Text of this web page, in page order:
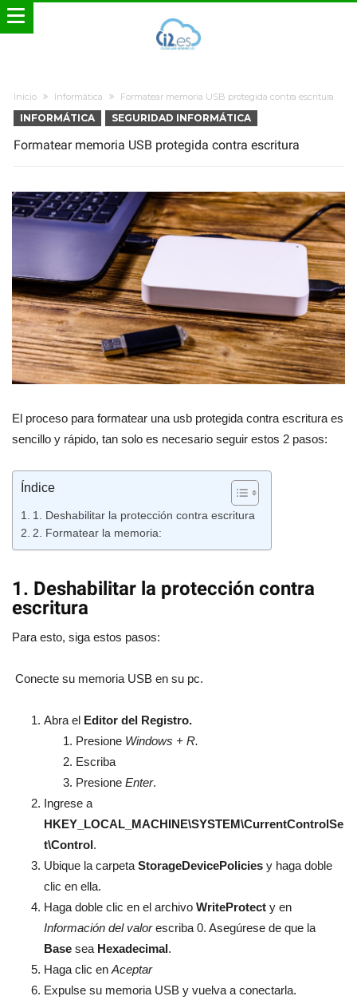
Inicio Informática Formatear memoria USB protegida contra escritura
INFORMÁTICA SEGURIDAD INFORMÁTICA
Formatear memoria USB protegida contra escritura
El proceso para formatear una usb protegida contra escritura es
sencillo y rápido, tan solo es necesario seguir estos 2 pasos:
Índice
1. Deshabilitar la protección contra escritura
2. Formatear la memoria:
1. Deshabilitar la protección contra
escritura
Para esto, siga estos pasos:
Conecte su memoria USB en su pc.
Abra el Editor del Registro.
Presione Windows + R.
Escriba
Presione Enter.
Ingrese a
HKEY_LOCAL_MACHINE\SYSTEM\CurrentControlSe
t\Control .
Ubique la carpetaStorageDevicePolicies y haga doble
clic en ella.
Haga doble clic en el archivo WriteProtect y en
Información del valorescriba 0. Asegúrese de que la
Base sea Hexadecimal .
Haga clic enAceptar
Expulse su memoria USB y vuelva a conectarla.